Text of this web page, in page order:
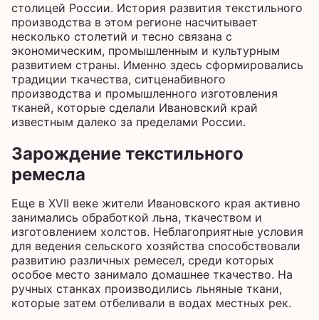
столицей России. История развития текстильного
производства в этом регионе насчитывает
несколько столетий и тесно связана с
экономическим, промышленным и культурным
развитием страны. Именно здесь сформировались
традиции ткачества, ситценабивного
производства и промышленного изготовления
тканей, которые сделали Ивановский край
известным далеко за пределами России.
Зарождение текстильного
ремесла
Еще в XVII веке жители Ивановского края активно
занимались обработкой льна, ткачеством и
изготовлением холстов. Неблагоприятные условия
для ведения сельского хозяйства способствовали
развитию различных ремесел, среди которых
особое место занимало домашнее ткачество. На
ручных станках производились льняные ткани,
которые затем отбеливали в водах местных рек.